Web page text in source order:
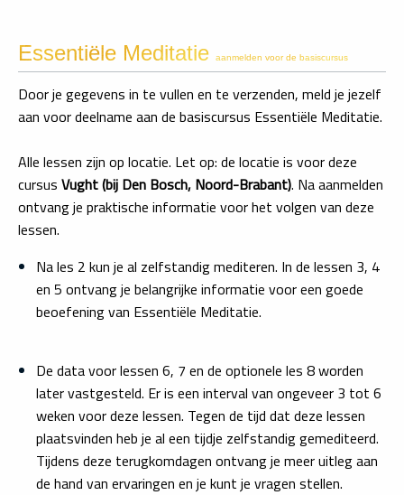
Essentiële Meditatie aanmelden voor de basiscursus
Door je gegevens in te vullen en te verzenden, meld je jezelf
aan voor deelname aan de basiscursus Essentiële Meditatie.
Alle lessen zijn op locatie. Let op: de locatie is voor deze
cursus Vught (bij Den Bosch, Noord-Brabant). Na aanmelden
ontvang je praktische informatie voor het volgen van deze
lessen.
Na les 2 kun je al zelfstandig mediteren. In de lessen 3, 4
en 5 ontvang je belangrijke informatie voor een goede
beoefening van Essentiële Meditatie.
De data voor lessen 6, 7 en de optionele les 8 worden
later vastgesteld. Er is een interval van ongeveer 3 tot 6
weken voor deze lessen. Tegen de tijd dat deze lessen
plaatsvinden heb je al een tijdje zelfstandig gemediteerd.
Tijdens deze terugkomdagen ontvang je meer uitleg aan
de hand van ervaringen en je kunt je vragen stellen.